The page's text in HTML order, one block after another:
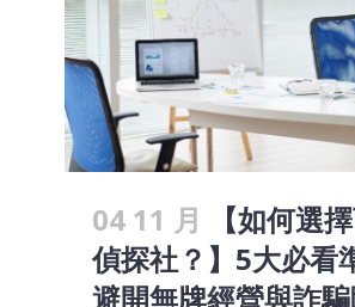
04 11 月
【如何選
偵探社？】5大必看
避開無牌經營與詐